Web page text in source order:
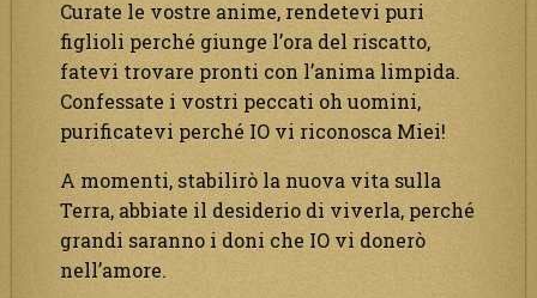
Curate le vostre anime, rendetevi puri
figlioli perché giunge l’ora del riscatto,
fatevi trovare pronti con l’anima limpida.
Confessate i vostri peccati oh uomini,
purificatevi perché IO vi riconosca Miei!
A momenti, stabilirò la nuova vita sulla
Terra, abbiate il desiderio di viverla, perché
grandi saranno i doni che IO vi donerò
nell’amore.